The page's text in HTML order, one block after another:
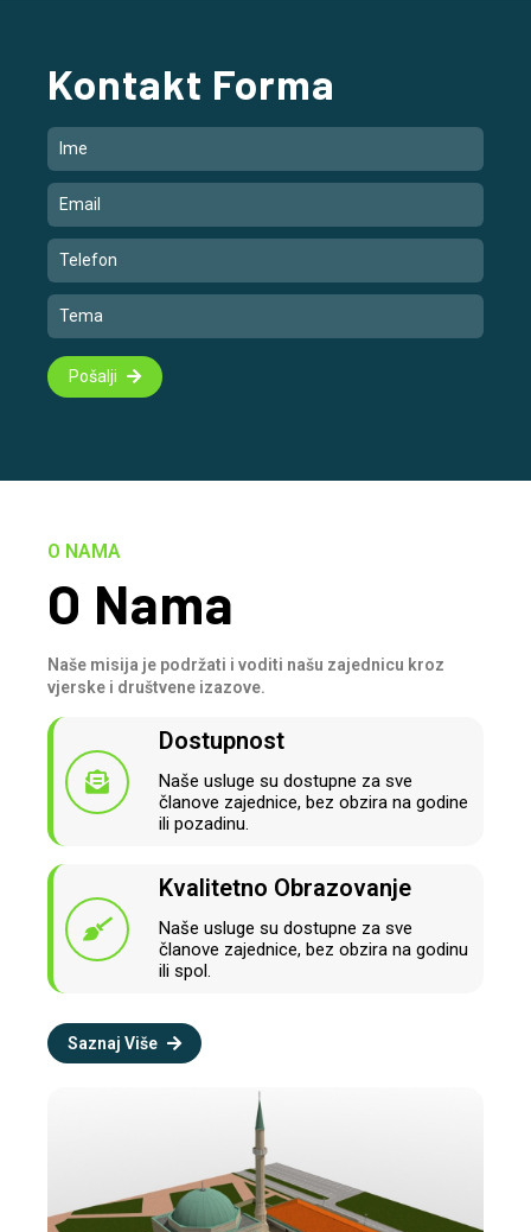
Kontakt Forma
Pošalji
O NAMA
O Nama
Naše misija je podržati i voditi našu zajednicu kroz
vjerske i društvene izazove.
Dostupnost
Naše usluge su dostupne za sve
članove zajednice, bez obzira na godine
ili pozadinu.
Kvalitetno Obrazovanje
Naše usluge su dostupne za sve
članove zajednice, bez obzira na godinu
ili spol.
Saznaj Više